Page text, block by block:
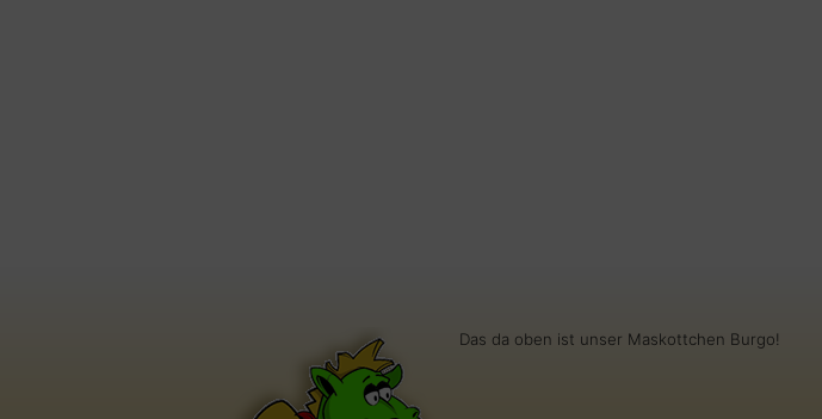
Das da oben ist unser Maskottchen Burgo!